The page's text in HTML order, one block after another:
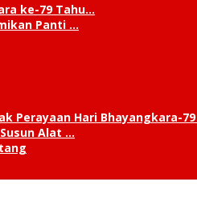
ke-79 Tahu…
Panti …
Perayaan Hari Bhayangkara-79
Alat …